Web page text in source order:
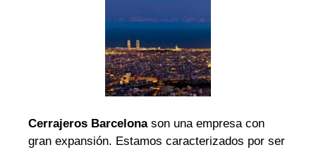
Cerrajeros Barcelonason una empresa con
gran expansión. Estamos caracterizados por ser